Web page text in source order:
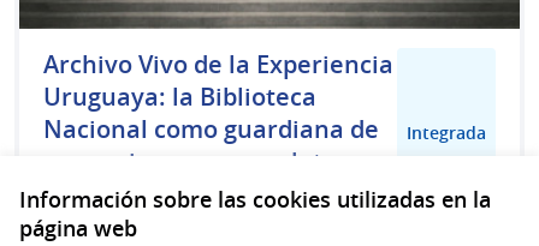
Información sobre las cookies utilizadas en la
página web
Archivo Vivo de la Experiencia
Uruguaya: la Biblioteca
Nacional como guardiana de
memorias, voces y relatos no
canonizados
Integrada
Jorge Luis Pereira Casavieja